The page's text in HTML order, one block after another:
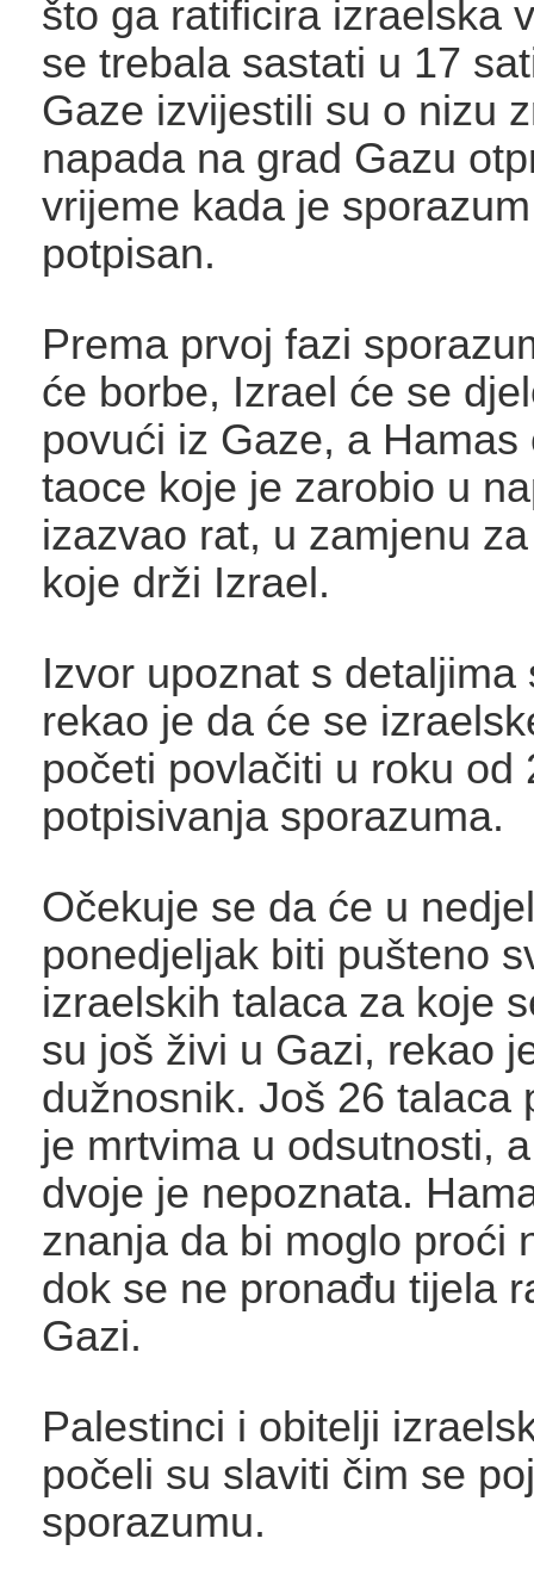
što ga ratificira izraelska
se trebala sastati u 17
Gaze izvijestili su o nizu
napada na grad Gazu
vrijeme kada je
potpisan.
Prema prvoj fazi
će borbe, Izrael će se
povući iz Gaze, a
taoce koje je zarobio u
izazvao rat, u zamjenu
koje drži Izrael.
Izvor upoznat s detaljima
rekao je da će se
početi povlačiti u roku od
potpisivanja sporazuma.
Očekuje se da će u
ponedjeljak biti pušteno
izraelskih talaca za koje
su još živi u Gazi, rekao
dužnosnik. Još 26 talaca
je mrtvima u odsutnosti,
dvoje je nepoznata.
znanja da bi moglo proći
dok se ne pronađu tijela
Gazi.
Palestinci i obitelji
počeli su slaviti čim se
sporazumu.